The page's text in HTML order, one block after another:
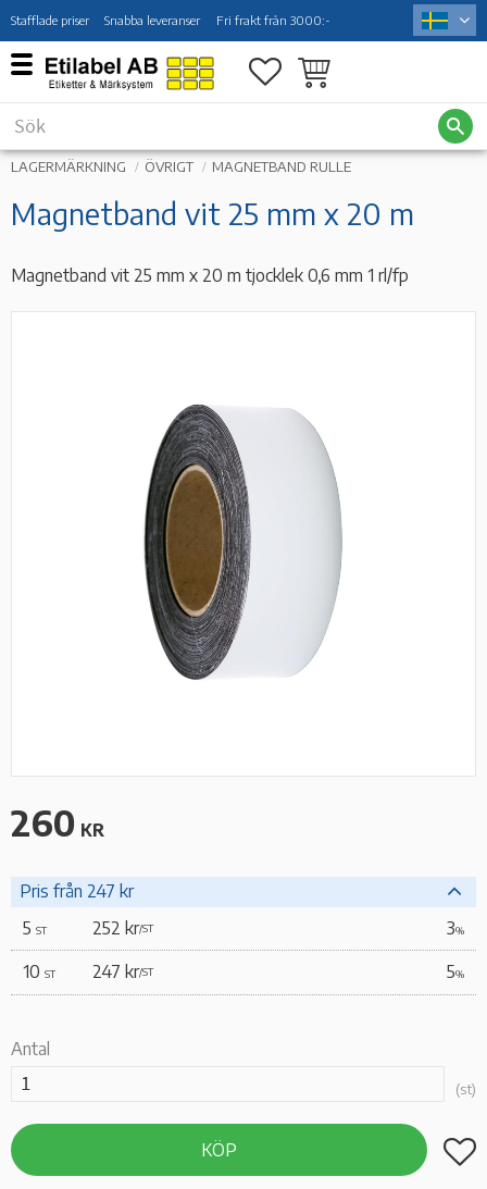
Meny
Stafflade priser Snabba leveranser Fri frakt från 3000:-
Favoriter
Kundvagn
LAGERMÄRKNING ÖVRIGT MAGNETBAND RULLE
Magnetband vit 25 mm x 20 m
Magnetband vit 25 mm x 20 m tjocklek 0,6 mm 1 rl/fp
260 KR
Pris från 247 kr
5 ST 252 kr/ST 3%
10 ST 247 kr/ST 5%
Antal
st
KÖP Lägg